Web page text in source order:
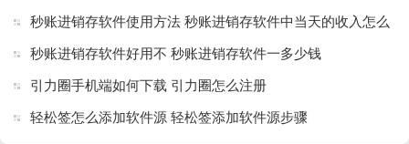
秒账进销存软件使用方法 秒账进销存软件中当天的收入怎么
计算
秒账进销存软件好用不 秒账进销存软件一多少钱
引力圈手机端如何下载 引力圈怎么注册
轻松签怎么添加软件源 轻松签添加软件源步骤